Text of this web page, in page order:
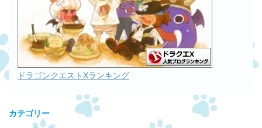
ドラゴンクエストXランキング
カテゴリー